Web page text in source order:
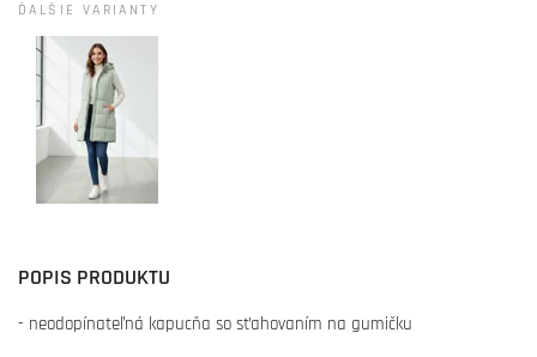
ĎALŠIE VARIANTY
POPIS PRODUKTU
- neodopínateľná kapucňa so sťahovaním na gumičku